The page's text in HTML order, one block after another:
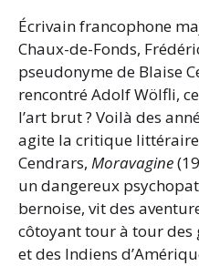
Écrivain francophone
Chaux-de-Fonds,
pseudonyme de Blaise
rencontré Adolf Wölfli,
l’art brut ? Voilà des
agite la critique
Cendrars, Moravagine
undangereux
bernoise, vit des
côtoyant tour à tour des
et des Indiens